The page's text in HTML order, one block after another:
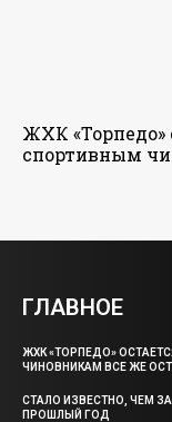
ЖХК «Торпедо»
спортивным
ГЛАВНОЕ
ЖХК «ТОРПЕДО»
ЧИНОВНИКАМ ВСЕ ЖЕ
СТАЛО ИЗВЕСТНО, ЧЕМ
ПРОШЛЫЙ ГОД